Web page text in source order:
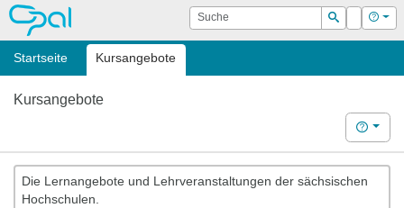
OPAL Suche
Suchen
Login Hilfe
Startseite Kursangebote
Kursangebote
Hilfe
Die Lernangebote und Lehrveranstaltungen der sächsischen
Hochschulen.